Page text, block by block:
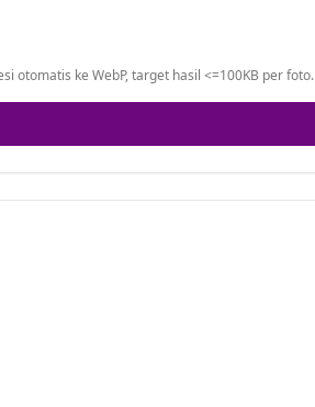
otomatis ke WebP, target hasil <=100KB per foto.